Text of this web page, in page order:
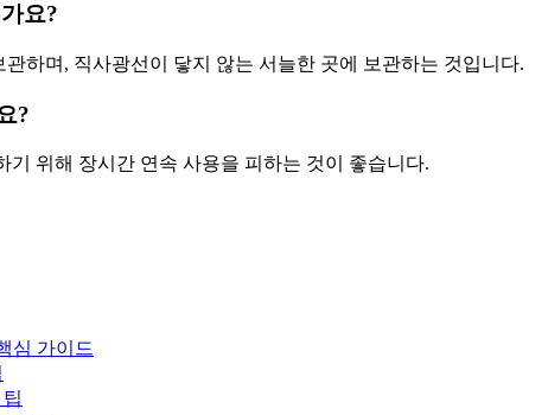
요?
하며, 직사광선이 닿지 않는 서늘한 곳에 보관하는 것입니다.
?
위해 장시간 연속 사용을 피하는 것이 좋습니다.
심 가이드